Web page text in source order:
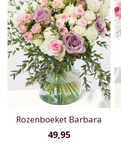
Rozenboeket Barbara
49,95